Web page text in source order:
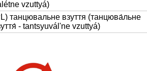
vzuttyá)
танцювальне взуття (танцюва́льне
- tantsyuválʹne vzuttyá)